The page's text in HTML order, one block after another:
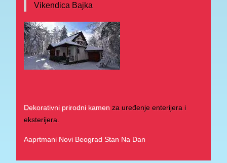
Vikendica Bajka
Dekorativni prirodni kamen za uređenje enterijera i
eksterijera.
Aaprtmani Novi Beograd Stan Na Dan